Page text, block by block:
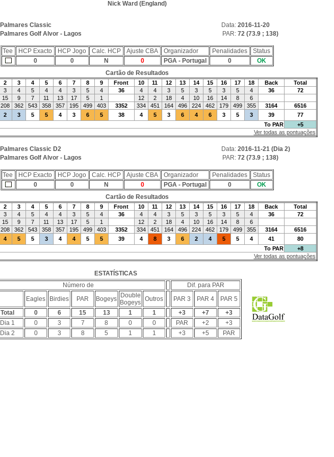
Nick Ward (England)
Palmares Classic Data: 2016-11-20
Palmares Golf Alvor - Lagos PAR: 72 (73.9 ; 138)
Tee HCP Exacto HCP Jogo Calc. HCP Ajuste CBA Organizador Penalidades
Status
0
0 N 0 PGA - Portugal 0
OK
Cartão de Resultados
2 3 4 5 6 7 8 9 Front 10 11 12 13 14 15 16 17 18 Back
Total
3 4 5 4 4 3 5 4 36 4 4 3 5 3 5 3 5 4 36
72
15 9 7 11 13 17 5 1 12 2 18 4 10 16 14 8
6
208 362 543 358 357 195 499 403 3352 334 451 164 496 224 462 179 499 355 3164
6516
2 3 5 5 4 3 6 5 38 4 5 3 6 4 6 3 5 3 39
77
To PAR
+5
Ver todas as pontuações
Palmares Classic D2 Data: 2016-11-21 (Dia 2)
Palmares Golf Alvor - Lagos PAR: 72 (73.9 ; 138)
Tee HCP Exacto HCP Jogo Calc. HCP Ajuste CBA Organizador Penalidades
Status
0
0 N 0 PGA - Portugal 0
OK
Cartão de Resultados
2 3 4 5 6 7 8 9 Front 10 11 12 13 14 15 16 17 18 Back
Total
3 4 5 4 4 3 5 4 36 4 4 3 5 3 5 3 5 4 36
72
15 9 7 11 13 17 5 1 12 2 18 4 10 16 14 8
6
208 362 543 358 357 195 499 403 3352 334 451 164 496 224 462 179 499 355 3164
6516
4 5 5 3 4 4 5 5 39 4 8 3 6 2 4 5 5 4 41
80
To PAR
+8
Ver todas as pontuações
ESTATÍSTICAS
Número de
Dif. para PAR
Eagles
Birdies PAR Bogeys
Double
Bogeys Outros PAR 3 PAR 4
PAR 5
Total
0 6 15 13 1 1 +3 +7
+3
Dia 1
0 3 7 8 0 0 PAR +2
+3
Dia 2
0 3 8 5 1 1 +3 +5 PAR